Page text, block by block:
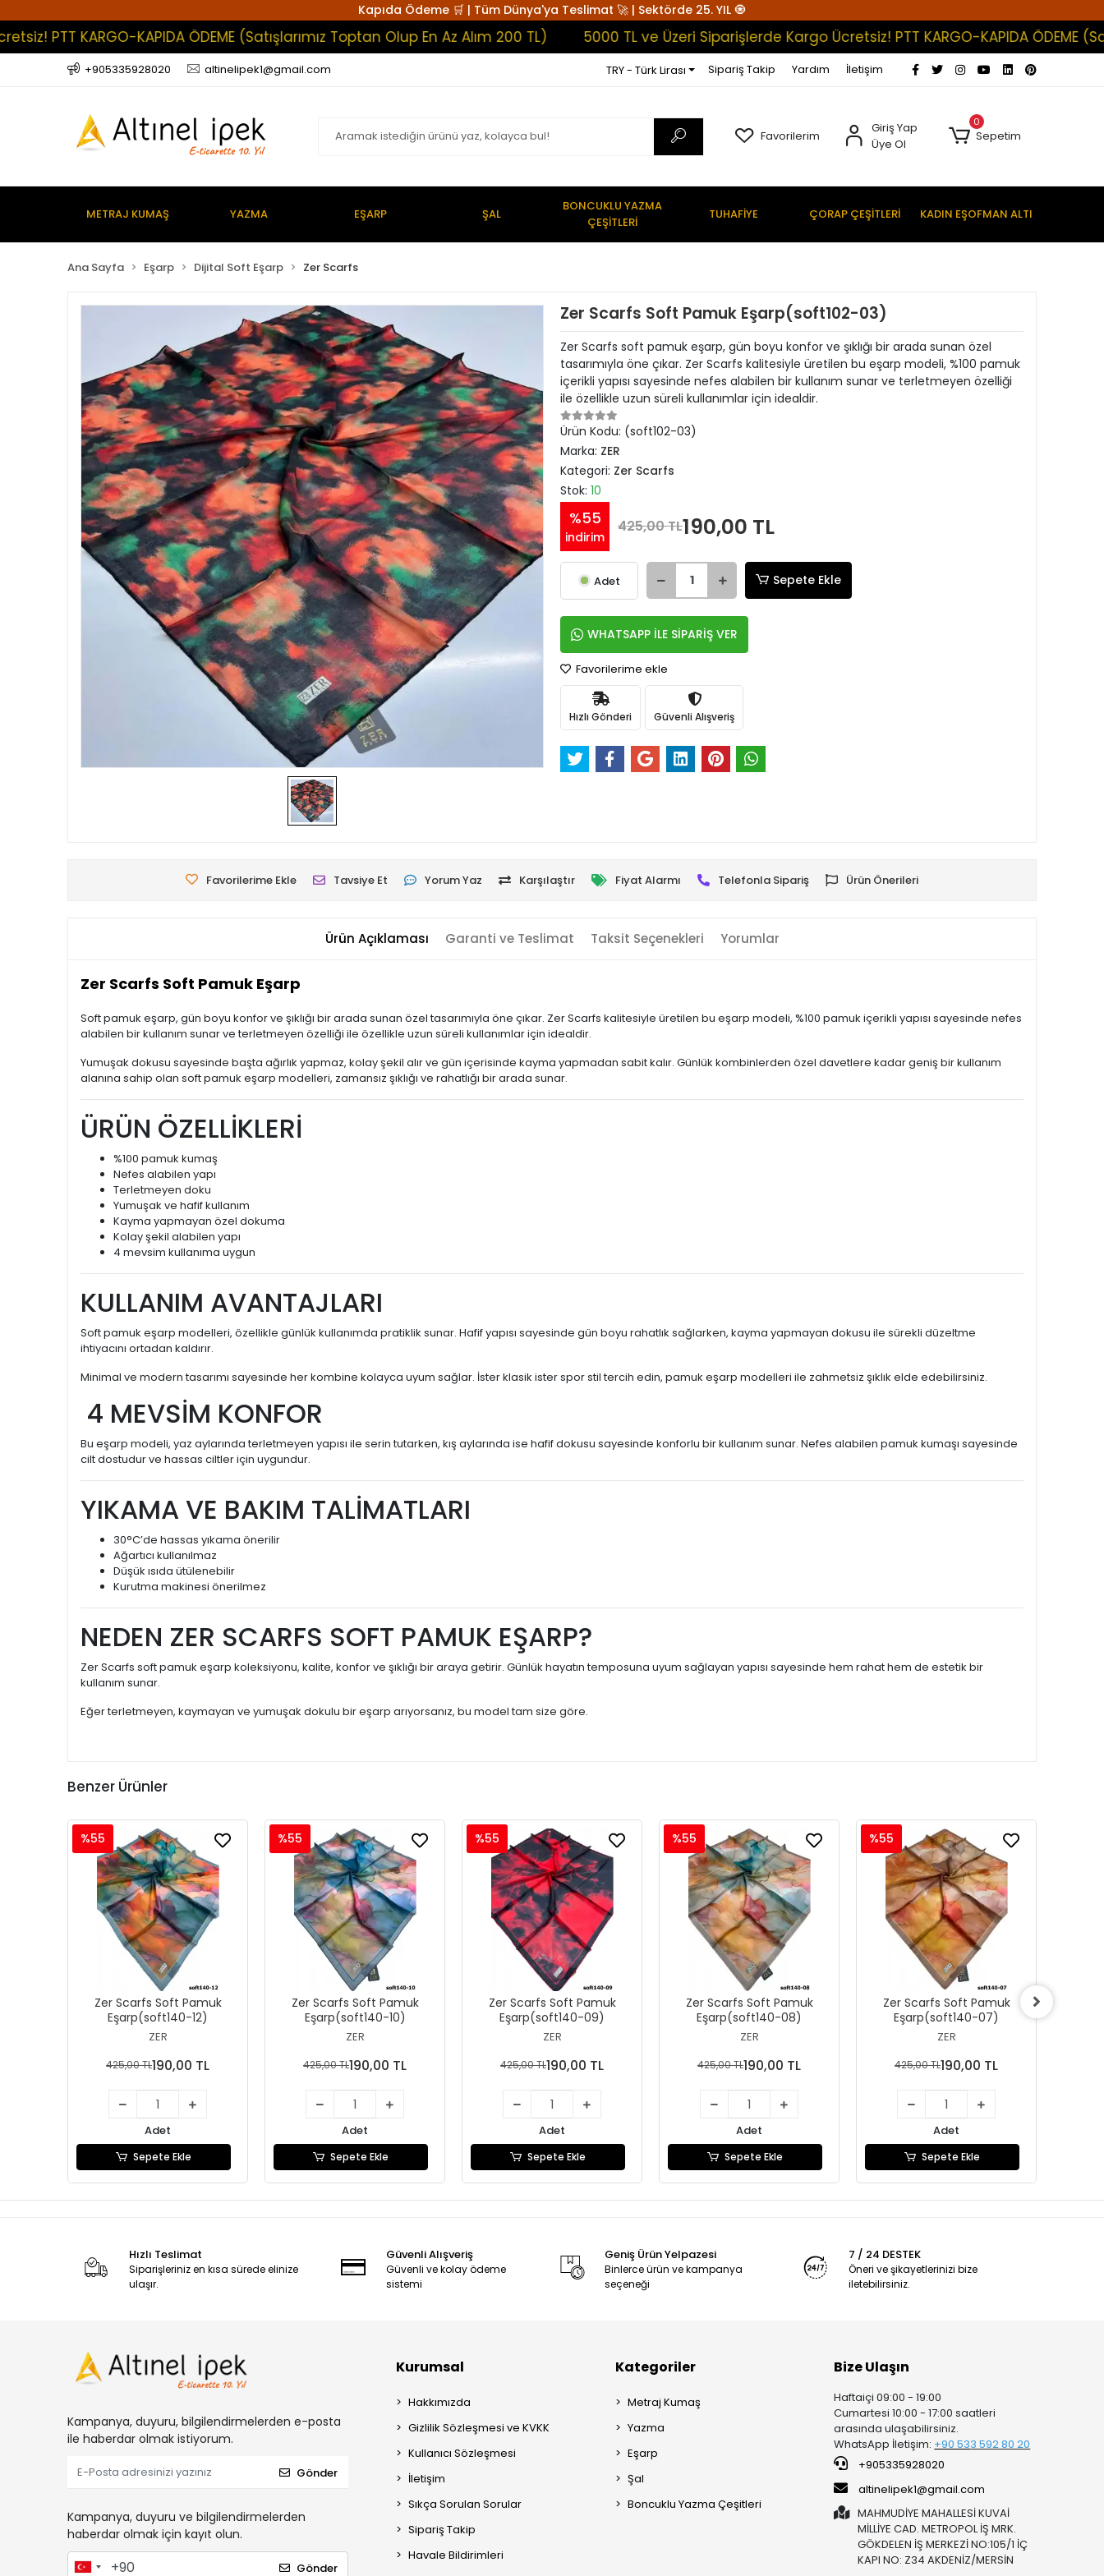
Kapıda Ödeme 🛒 | Tüm Dünya'ya Teslimat 🚀 | Sektörde 25. YIL 🧿
KARGO-KAPIDA ÖDEME (Satışlarımız Toptan Olup En Az Alım 200 TL) 5000 TL ve Üzeri Siparişlerde Kargo Ücretsiz! PTT KARGO-KAPIDA ÖDEME
+905335928020 altinelipek1@gmail.com TRY - Türk Lirası Sipariş Takip Yardım İletişim
Favorilerim
Giriş Yap
Üye Ol
0
Sepetim
METRAJ KUMAŞ YAZMA EŞARP ŞAL
BONCUKLU YAZMA
ÇEŞİTLERİ
TUHAFİYE ÇORAP ÇEŞİTLERİ KADIN EŞOFMAN ALTI
Ana Sayfa Eşarp Dijital Soft Eşarp Zer Scarfs
Zer Scarfs Soft Pamuk Eşarp(soft102-03)
Zer Scarfs soft pamuk eşarp, gün boyu konfor ve şıklığı bir arada sunan özel
tasarımıyla öne çıkar. Zer Scarfs kalitesiyle üretilen bu eşarp modeli, %100 pamuk
içerikli yapısı sayesinde nefes alabilen bir kullanım sunar ve terletmeyen özelliği
ile özellikle uzun süreli kullanımlar için idealdir.
Ürün Kodu: (soft102-03)
Marka: ZER
Kategori: Zer Scarfs
Stok: 10
%55
indirim
425,00 TL190,00 TL
Adet Sepete Ekle
WHATSAPP İLE SİPARİŞ VER
Favorilerime ekle
Hızlı Gönderi Güvenli Alışveriş
Favorilerime Ekle Tavsiye Et Yorum Yaz Karşılaştır Fiyat Alarmı Telefonla Sipariş Ürün Önerileri
Ürün Açıklaması Garanti ve Teslimat Taksit Seçenekleri Yorumlar
Zer Scarfs Soft Pamuk Eşarp
Soft pamuk eşarp, gün boyu konfor ve şıklığı bir arada sunan özel tasarımıyla öne çıkar. Zer Scarfs kalitesiyle üretilen bu eşarp modeli, %100 pamuk içerikli yapısı sayesinde nefes
alabilen bir kullanım sunar ve terletmeyen özelliği ile özellikle uzun süreli kullanımlar için idealdir.
Yumuşak dokusu sayesinde başta ağırlık yapmaz, kolay şekil alır ve gün içerisinde kayma yapmadan sabit kalır. Günlük kombinlerden özel davetlere kadar geniş bir kullanım
alanına sahip olan soft pamuk eşarp modelleri, zamansız şıklığı ve rahatlığı bir arada sunar.
ÜRÜN ÖZELLİKLERİ
%100 pamuk kumaş
Nefes alabilen yapı
Terletmeyen doku
Yumuşak ve hafif kullanım
Kayma yapmayan özel dokuma
Kolay şekil alabilen yapı
4 mevsim kullanıma uygun
KULLANIM AVANTAJLARI
Soft pamuk eşarp modelleri, özellikle günlük kullanımda pratiklik sunar. Hafif yapısı sayesinde gün boyu rahatlık sağlarken, kayma yapmayan dokusu ile sürekli düzeltme
ihtiyacını ortadan kaldırır.
Minimal ve modern tasarımı sayesinde her kombine kolayca uyum sağlar. İster klasik ister spor stil tercih edin, pamuk eşarp modelleri ile zahmetsiz şıklık elde edebilirsiniz.
4 MEVSİM KONFOR
Bu eşarp modeli, yaz aylarında terletmeyen yapısı ile serin tutarken, kış aylarında ise hafif dokusu sayesinde konforlu bir kullanım sunar. Nefes alabilen pamuk kumaşı sayesinde
cilt dostudur ve hassas ciltler için uygundur.
YIKAMA VE BAKIM TALİMATLARI
30°C’de hassas yıkama önerilir
Ağartıcı kullanılmaz
Düşük ısıda ütülenebilir
Kurutma makinesi önerilmez
NEDEN ZER SCARFS SOFT PAMUK EŞARP?
Zer Scarfs soft pamuk eşarp koleksiyonu, kalite, konfor ve şıklığı bir araya getirir. Günlük hayatın temposuna uyum sağlayan yapısı sayesinde hem rahat hem de estetik bir
kullanım sunar.
Eğer terletmeyen, kaymayan ve yumuşak dokulu bir eşarp arıyorsanız, bu model tam size göre.
Benzer Ürünler
Zer Scarfs Soft Pamuk
Eşarp(soft140-12)
ZER
%55
425,00 TL190,00 TL
Adet
Sepete Ekle
Zer Scarfs Soft Pamuk
Eşarp(soft140-10)
ZER
%55
425,00 TL190,00 TL
Adet
Sepete Ekle
Zer Scarfs Soft Pamuk
Eşarp(soft140-09)
ZER
%55
425,00 TL190,00 TL
Adet
Sepete Ekle
Zer Scarfs Soft Pamuk
Eşarp(soft140-08)
ZER
%55
425,00 TL190,00 TL
Adet
Sepete Ekle
Zer Scarfs Soft Pamuk
Eşarp(soft140-07)
ZER
%55
425,00 TL190,00 TL
Adet
Sepete Ekle
Hızlı Teslimat
Siparişleriniz en kısa sürede elinize
ulaşır.
Güvenli Alışveriş
Güvenli ve kolay ödeme
sistemi
Geniş Ürün Yelpazesi
Binlerce ürün ve kampanya
seçeneği
7 / 24 DESTEK
Öneri ve şikayetlerinizi bize
iletebilirsiniz.
Kampanya, duyuru, bilgilendirmelerden e-posta
ile haberdar olmak istiyorum.
Gönder
Kampanya, duyuru ve bilgilendirmelerden
haberdar olmak için kayıt olun.
Gönder
Kurumsal
Hakkımızda
Gizlilik Sözleşmesi ve KVKK
Kullanıcı Sözleşmesi
İletişim
Sıkça Sorulan Sorular
Sipariş Takip
Havale Bildirimleri
Kategoriler
Metraj Kumaş
Yazma
Eşarp
Şal
Boncuklu Yazma Çeşitleri
Bize Ulaşın
Haftaiçi 09:00 - 19:00
Cumartesi 10:00 - 17:00 saatleri
arasında ulaşabilirsiniz.
WhatsApp İletişim: +90 533 592 80 20
+905335928020
altinelipek1@gmail.com
MAHMUDİYE MAHALLESİ KUVAİ
MİLLİYE CAD. METROPOL İŞ MRK.
GÖKDELEN İŞ MERKEZİ NO:105/1 İÇ
KAPI NO: Z34 AKDENİZ/MERSİN